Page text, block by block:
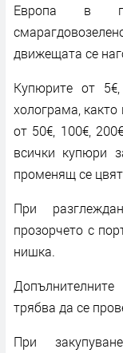
Европа в
движещата се
Купюрите от
холограма,
от 50€, 100€,
всички купюри
променящ се
При
прозорчето с
нишка.
трябва да се
При